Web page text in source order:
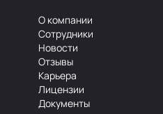
О компании
Сотрудники
Новости
Отзывы
Карьера
Лицензии
Документы